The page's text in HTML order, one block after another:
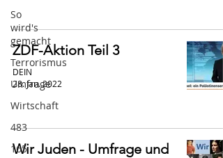
So
wird's
gemacht
Terrorismus
Umfrage
Wirtschaft
483
165
ZDF-Aktion Teil 3
DEIN
28. Jan. 2022
Wir Juden - Umfrage und